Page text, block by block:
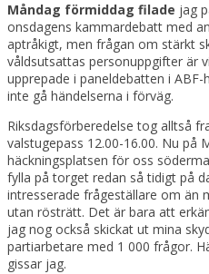
Måndag förmiddag filade jag
onsdagens kammardebatt med
aptråkigt, men frågan om stärkt
våldsutsattas personuppgifter är
upprepade i paneldebatten i
inte gå händelserna i förväg.
Riksdagsförberedelse tog alltså
valstugepass 12.00-16.00. Nu på
häckningsplatsen för oss
fylla på torget redan så tidigt på
intresserade frågeställare om än
utan rösträtt. Det är bara att
jag nog också skickat ut mina
partiarbetare med 1 000 frågor.
gissar jag.